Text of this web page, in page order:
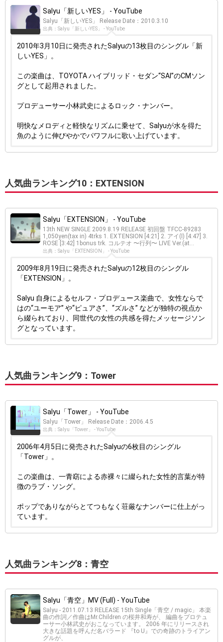
Salyu「新しいYES」 - YouTube
Salyu「新しいYES」 Release Date：2010.3.10
出典：Salyu「新しいYES」 - YouTube
2010年3月10日に発売されたSalyuの13枚目のシングル「新
しいYES」。
この楽曲は、TOYOTA ハイブリッド・セダン“SAI”のCMソン
グとして起用されました。
プロデューサー小林武史によるロック・ナンバー。
明快なメロディと軽快なリズムに乗せて、Salyuが水を得た
魚のように伸びやかでパワフルに歌い上げています。
人気曲ランキング10：EXTENSION
Salyu「EXTENSION」 - YouTube
13th NEW SINGLE 2009.8.19 RELEASE 初回盤 TFCC-89283
1,050yen(tax in) 4trks 1. EXTENSION [4:21] 2. アイ(I) [4:47] 3.
ROSE [3:42] 1bonus trk. コルテオ 〜行列〜 LIVE Ver.(at...
出典：Salyu「EXTENSION」 - YouTube
2009年8月19日に発売されたSalyuの12枚目のシングル
「EXTENSION」。
Salyu 自身によるセルフ・プロデュース楽曲で、女性ならで
はの“ユーモア” や“ピュアさ”、“ズルさ” などが独特の視点か
ら綴られており、同世代の女性の共感を得たメッセージソン
グとなっています。
人気曲ランキング9：Tower
Salyu「Tower」 - YouTube
Salyu「Tower」 Release Date：2006.4.5
出典：Salyu「Tower」 - YouTube
2006年4月5日に発売されたSalyuの6枚目のシングル
「Tower」。
この楽曲は、一青窈による赤裸々に綴られた女性的言葉が特
徴のラブ・ソング。
ポップでありながらとてつもなく荘厳なナンバーに仕上がっ
ています。
人気曲ランキング8：青空
Salyu「青空」MV (Full) - YouTube
Salyu - 2011.07.13 RELEASE 15th Single「青空 / magic」 本楽
曲の作詞／作曲はMr.Children の桜井和寿が、 編曲をプロテュ
ーサー小林武史がおこなっています。 2006 年にリリースされ
大きな話題を呼んだ名バラード 『to U』での奇跡のトライアン
グルが、